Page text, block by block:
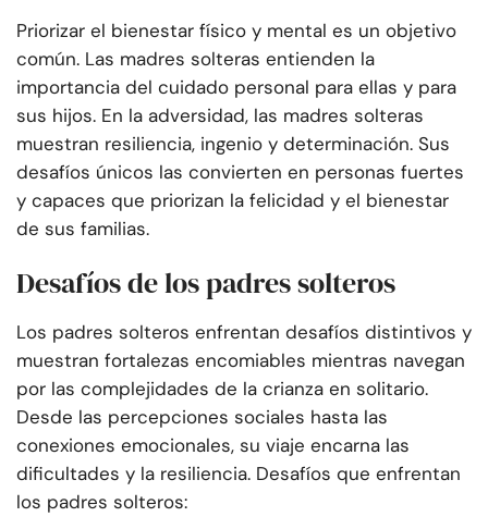
Priorizar el bienestar físico y mental es un objetivo
común. Las madres solteras entienden la
importancia del cuidado personal para ellas y para
sus hijos. En la adversidad, las madres solteras
muestran resiliencia, ingenio y determinación. Sus
desafíos únicos las convierten en personas fuertes
y capaces que priorizan la felicidad y el bienestar
de sus familias.
Desafíos de los padres solteros
Los padres solteros enfrentan desafíos distintivos y
muestran fortalezas encomiables mientras navegan
por las complejidades de la crianza en solitario.
Desde las percepciones sociales hasta las
conexiones emocionales, su viaje encarna las
dificultades y la resiliencia. Desafíos que enfrentan
los padres solteros: